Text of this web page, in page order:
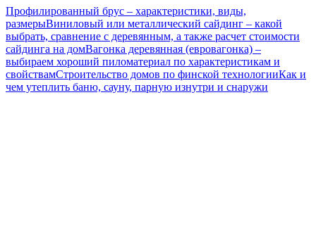
Профилированный брус – характеристики, виды,
размерыВиниловый или металлический сайдинг – какой
выбрать, сравнение с деревянным, а также расчет стоимости
сайдинга на домВагонка деревянная (евровагонка) –
выбираем хороший пиломатериал по характеристикам и
свойствамСтроительство домов по финской технологииКак и
чем утеплить баню, сауну, парную изнутри и снаружи